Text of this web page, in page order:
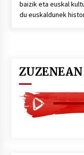
baizik eta euskal
du euskaldunek